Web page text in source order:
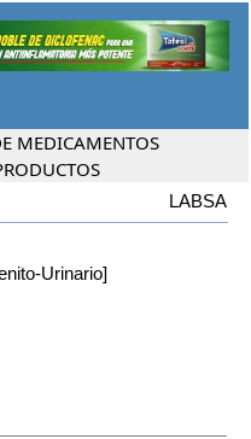
MEDICAMENTOS
LABSA
Urinario]